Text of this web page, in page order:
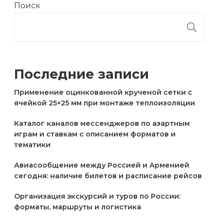
Поиск
Последние записи
Применение оцинкованной крученой сетки с
ячейкой 25×25 мм при монтаже теплоизоляции
Каталог каналов мессенджеров по азартным
играм и ставкам с описанием форматов и
тематики
Авиасообщение между Россией и Арменией
сегодня: наличие билетов и расписание рейсов
Организация экскурсий и туров по России:
форматы, маршруты и логистика